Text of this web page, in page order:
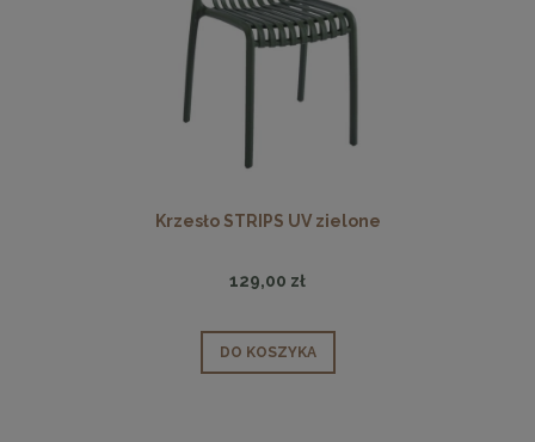
Krzesło STRIPS UV zielone
129,00 zł
DO KOSZYKA